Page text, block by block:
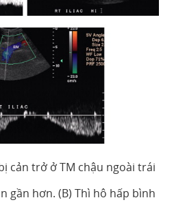
cản trở ở TM chậu ngoài trái
gần hơn. (B) Thì hô hấp bình